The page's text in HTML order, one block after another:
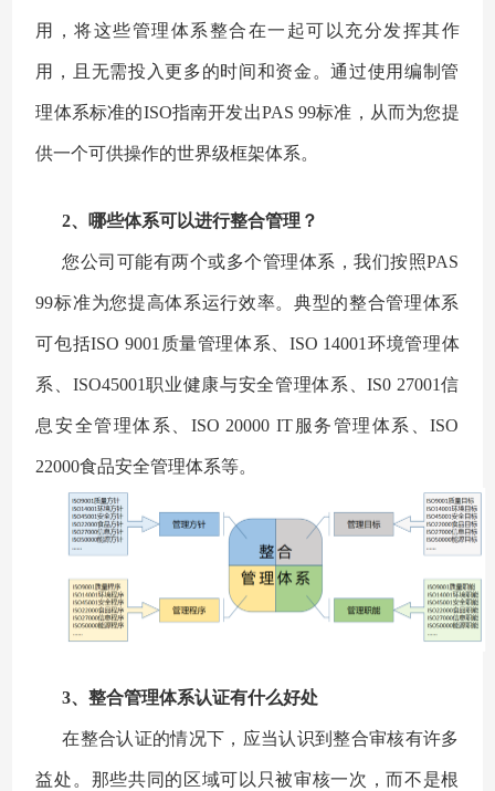
用，将这些管理体系整合在一起可以充分发挥其作
用，且无需投入更多的时间和资金。通过使用编制管
理体系标准的ISO指南开发出PAS 99标准，从而为您提
供一个可供操作的世界级框架体系。
2、哪些体系可以进行整合管理 ？
您公司可能有两个或多个管理体系，我们按照PAS
99标准为您提高体系运行效率。典型的整合管理体系
可包括ISO 9001质量管理体系、ISO 14001环境管理体
系、ISO45001职业健康与安全管理体系、IS0 27001信
息安全管理体系、ISO 20000 IT服务管理体系、ISO
22000食品安全管理体系等。
3、整合管理体系认证有什么好处
在整合认证的情况下，应当认识到整合审核有许多
益处。那些共同的区域可以只被审核一次，而不是根